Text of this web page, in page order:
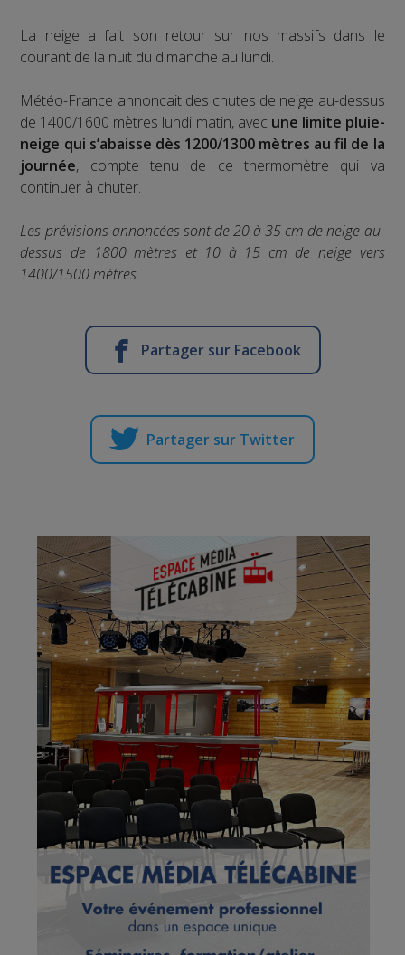
La neige a fait son retour sur nos massifs dans le
courant de la nuit du dimanche au lundi.
Météo-France annoncait des chutes de neige au-dessus
de 1400/1600 mètres lundi matin, avec une limite pluie-
neige qui s’abaisse dès 1200/1300 mètres au fil de la
journée, compte tenu de ce thermomètre qui va
continuer à chuter.
Les prévisions annoncées sont de 20 à 35 cm de neige au-
dessus de 1800 mètres et 10 à 15 cm de neige vers
1400/1500 mètres.
Partager sur Facebook
Partager sur Twitter